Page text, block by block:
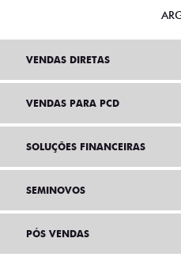
VENDAS DIRETAS
VENDAS PARA PCD
SOLUÇÕES FINANCEIRAS
SEMINOVOS
PÓS VENDAS